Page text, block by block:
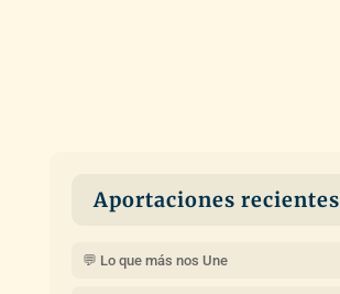
Aportaciones recientes
💬 Lo que más nos Une